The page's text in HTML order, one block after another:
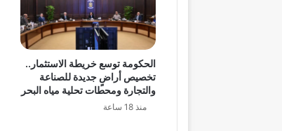
الحكومة توسع خريطة الاستثمار..
تخصيص أراضٍ جديدة للصناعة
والتجارة ومحطات تحلية مياه البحر
منذ 18 ساعة